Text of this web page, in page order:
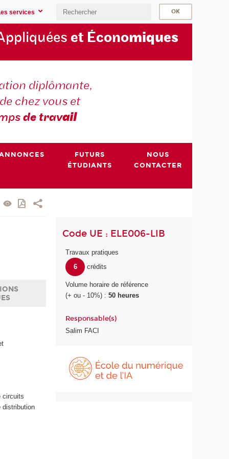
services
et Économiques
diplômante,
chez vous et
de travail
FUTURS
ÉTUDIANTS
NOUS
CONTACTER
circuits
distribution
Code UE : ELE006-LIB
Travaux pratiques
6
crédits
Volume horaire de référence
(+ ou - 10%) :50 heures
Responsable(s)
Salim FACI